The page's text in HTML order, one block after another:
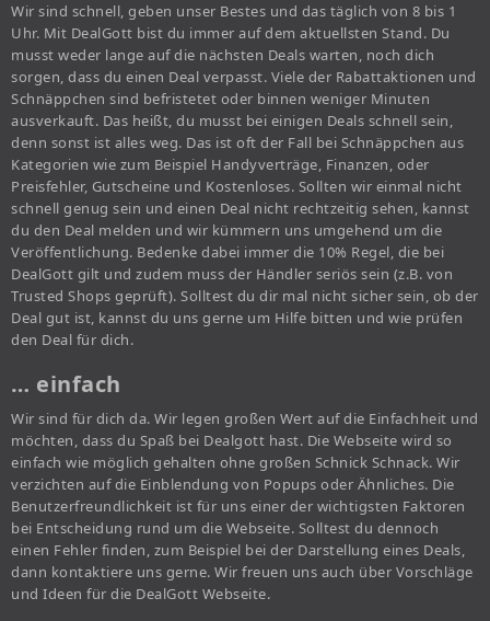
Wir sind schnell, geben unser Bestes und das täglich von 8 bis 1
Uhr. Mit DealGott bist du immer auf dem aktuellsten Stand. Du
musst weder lange auf die nächsten Deals warten, noch dich
sorgen, dass du einen Deal verpasst. Viele der Rabattaktionen und
Schnäppchen sind befristetet oder binnen weniger Minuten
ausverkauft. Das heißt, du musst bei einigen Deals schnell sein,
denn sonst ist alles weg. Das ist oft der Fall bei Schnäppchen aus
Kategorien wie zum Beispiel Handyverträge, Finanzen, oder
Preisfehler, Gutscheine und Kostenloses. Sollten wir einmal nicht
schnell genug sein und einen Deal nicht rechtzeitig sehen, kannst
du den Deal melden und wir kümmern uns umgehend um die
Veröffentlichung. Bedenke dabei immer die 10% Regel, die bei
DealGott gilt und zudem muss der Händler seriös sein (z.B. von
Trusted Shops geprüft). Solltest du dir mal nicht sicher sein, ob der
Deal gut ist, kannst du uns gerne um Hilfe bitten und wie prüfen
den Deal für dich.
… einfach
Wir sind für dich da. Wir legen großen Wert auf die Einfachheit und
möchten, dass du Spaß bei Dealgott hast. Die Webseite wird so
einfach wie möglich gehalten ohne großen Schnick Schnack. Wir
verzichten auf die Einblendung von Popups oder Ähnliches. Die
Benutzerfreundlichkeit ist für uns einer der wichtigsten Faktoren
bei Entscheidung rund um die Webseite. Solltest du dennoch
einen Fehler finden, zum Beispiel bei der Darstellung eines Deals,
dann kontaktiere uns gerne. Wir freuen uns auch über Vorschläge
und Ideen für die DealGott Webseite.